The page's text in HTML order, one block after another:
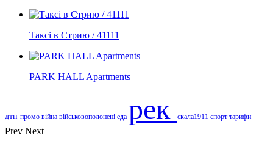
Таксі в Стрию / 41111
PARK HALL Apartments
дтп промо війна військовополонені еда рек скала1911 спорт тарифи
Prev Next